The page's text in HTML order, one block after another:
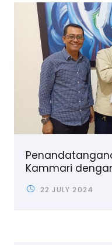
Kammari
22 JULY 2024